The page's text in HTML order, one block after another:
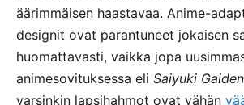
äärimmäisen haastavaa. Anime-
designit ovat parantuneet jokaisen
huomattavasti, vaikka jopa
animesovituksessa eli Saiyuki Gaiden
varsinkin lapsihahmot ovat vähän